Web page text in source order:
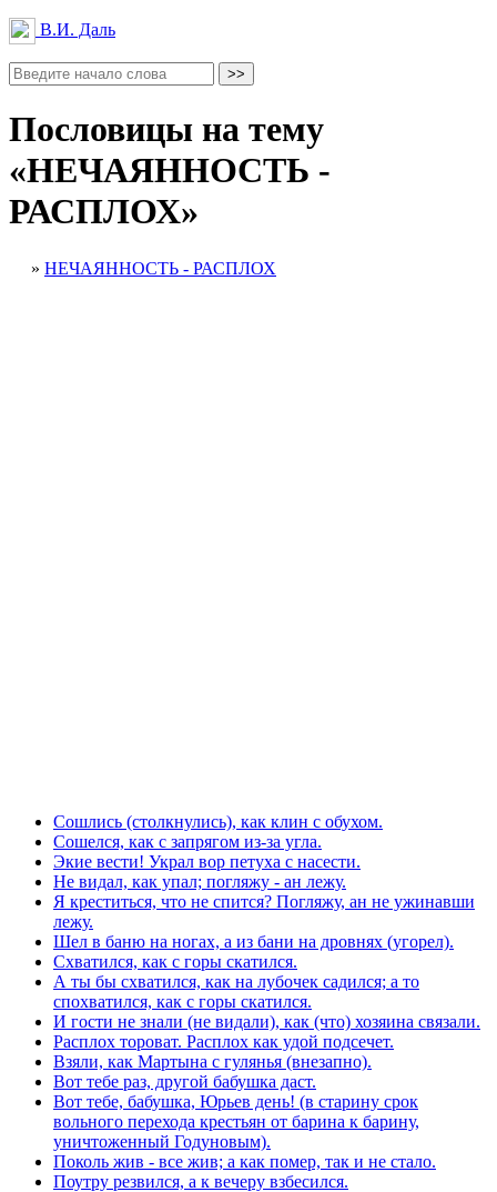
В.И. Даль
Пословицы на тему
«НЕЧАЯННОСТЬ -
РАСПЛОХ»
» НЕЧАЯННОСТЬ - РАСПЛОХ
Сошлись (столкнулись), как клин с обухом.
Сошелся, как с запрягом из-за угла.
Экие вести! Украл вор петуха с насести.
Не видал, как упал; погляжу - ан лежу.
Я креститься, что не спится? Погляжу, ан не ужинавши
лежу.
Шел в баню на ногах, а из бани на дровнях (угорел).
Схватился, как с горы скатился.
А ты бы схватился, как на лубочек садился; а то
спохватился, как с горы скатился.
И гости не знали (не видали), как (что) хозяина связали.
Расплох тороват. Расплох как удой подсечет.
Взяли, как Мартына с гулянья (внезапно).
Вот тебе раз, другой бабушка даст.
Вот тебе, бабушка, Юрьев день! (в старину срок
вольного перехода крестьян от барина к барину,
уничтоженный Годуновым).
Поколь жив - все жив; а как помер, так и не стало.
Поутру резвился, а к вечеру взбесился.